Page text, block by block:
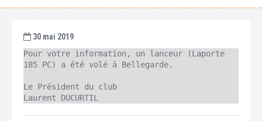
30 mai 2019
Pour votre information, un lanceur (Laporte
Le Président du club
Laurent DUCURTIL